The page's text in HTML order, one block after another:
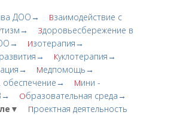
ДОО→ Взаимодействие с
Здоровьесбережение в
Изотерапия→
Куклотерапия→
Медпомощь→
обеспечение→ Мини -
Образовательная среда→
Проектная деятельность